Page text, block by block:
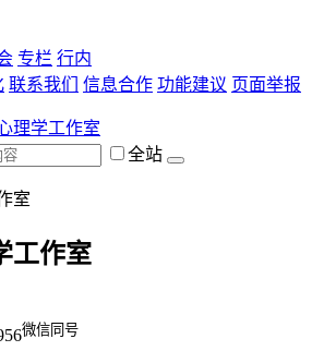
专栏 行内
联系我们 信息合作 功能建议 页面举报
理学工作室
全站
工作室
微信同号